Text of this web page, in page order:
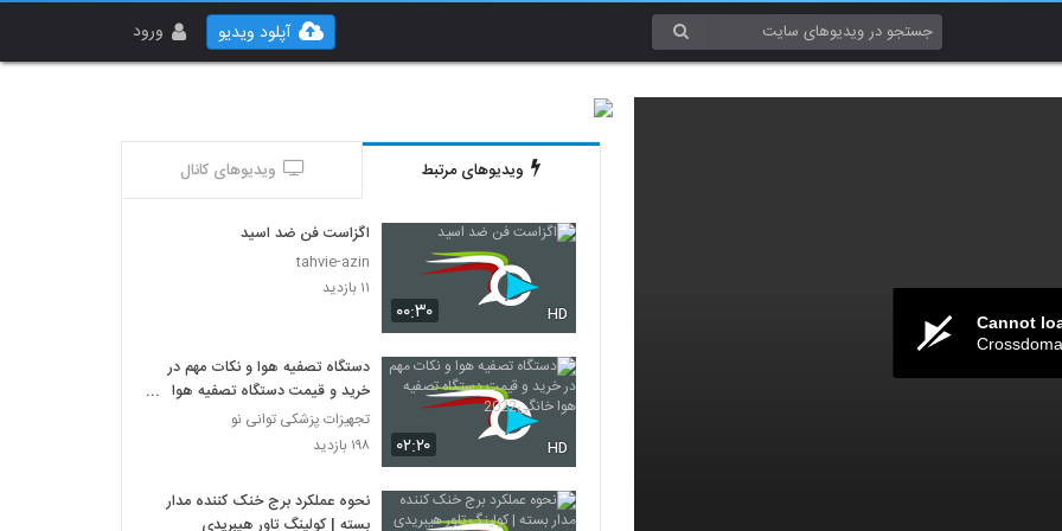
ورود آپلود ویدیو
Cannot
ویدیوهای مرتبط ویدیوهای کانال
۰۰:۳۰ HD
اگزاست فن ضد اسید
tahvie-azin
۱۱ بازدید
۰۲:۲۰ HD
دستگاه تصفیه هوا و نکات مهم در
خرید و قیمت دستگاه تصفیه هوا
خانگی2022
تجهیزات پزشکی توانی نو
۱۹۸ بازدید
نحوه عملکرد برج خنک کننده مدار
بسته | کولینگ تاور هیبریدی